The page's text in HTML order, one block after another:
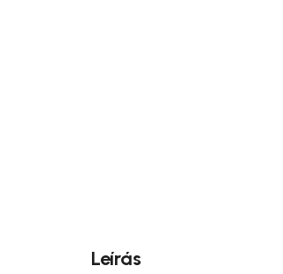
Leírás